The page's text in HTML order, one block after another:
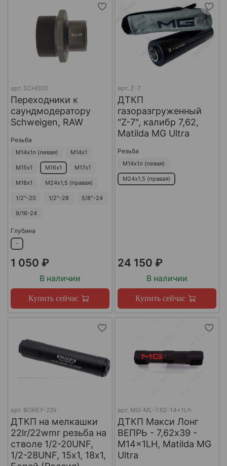
арт. SCH000
Переходники к
саундмодератору
Schweigen, RAW
Резьба
М14х1л (левая) М14х1
М15х1 М16х1 М17х1
М18х1 М24х1,5 (правая)
1/2"-20 1/2"-28 5/8"-24
9/16-24
Глубина
-
1 050 ₽
В наличии
Купить сейчас
арт. Z-7
ДТКП
газоразгруженный
"Z-7", калибр 7,62,
Matilda MG Ultra
Резьба
М14х1л (левая)
М24х1,5 (правая)
24 150 ₽
В наличии
Купить сейчас
арт. BOREY-22lr
ДТКП на мелкашки
22lr/22wmr резьба на
стволе 1/2-20UNF,
1/2-28UNF, 15х1, 18х1,
арт. MG-ML-7.62-14x1Lh
ДТКП Макси Лонг
ВЕПРЬ - 7,62x39 -
M14x1LH, Matilda MG
Ultra